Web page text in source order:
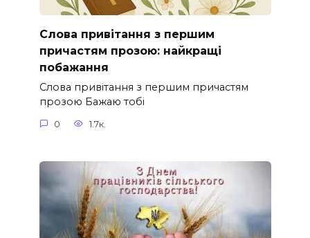
Слова привітання з першим
причастям прозою: найкращі
побажання
Слова привітання з першим причастям
прозою Бажаю тобі
0 1.7к.